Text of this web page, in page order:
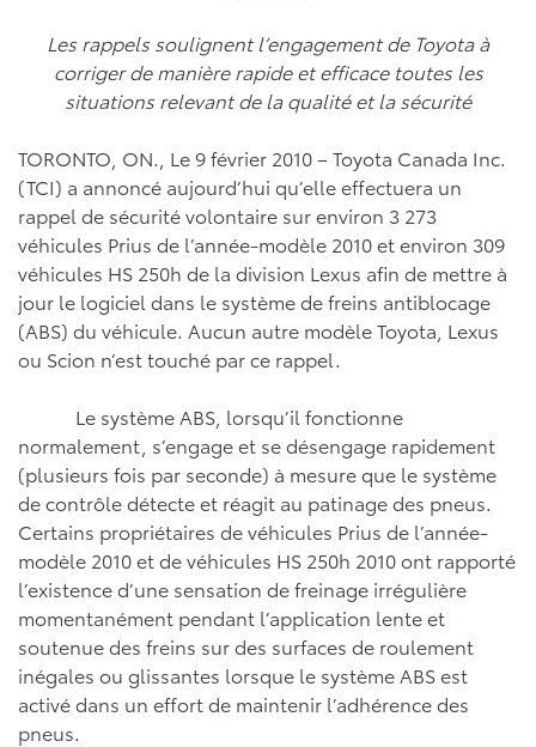
Les rappels soulignent l’engagement de Toyota à
corriger de manière rapide et efficace toutes les
situations relevant de la qualité et la sécurité
TORONTO, ON., Le 9 février 2010 – Toyota Canada Inc.
(TCI) a annoncé aujourd’hui qu’elle effectuera un
rappel de sécurité volontaire sur environ 3 273
véhicules Prius de l’année-modèle 2010 et environ 309
véhicules HS 250h de la division Lexus afin de mettre à
jour le logiciel dans le système de freins antiblocage
(ABS) du véhicule. Aucun autre modèle Toyota, Lexus
ou Scion n’est touché par ce rappel.
Le système ABS, lorsqu’il fonctionne
normalement, s’engage et se désengage rapidement
(plusieurs fois par seconde) à mesure que le système
de contrôle détecte et réagit au patinage des pneus.
Certains propriétaires de véhicules Prius de l’année-
modèle 2010 et de véhicules HS 250h 2010 ont rapporté
l’existence d’une sensation de freinage irrégulière
momentanément pendant l’application lente et
soutenue des freins sur des surfaces de roulement
inégales ou glissantes lorsque le système ABS est
activé dans un effort de maintenir l’adhérence des
pneus.